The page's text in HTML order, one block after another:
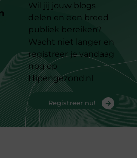
Wil jij jouw blogs
delen en een breed
publiek bereiken?
Wacht niet langer en
registreer je vandaag
nog op
Hipengezond.nl
Registreer nu!